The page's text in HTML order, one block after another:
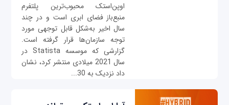
اوپن‌استک محبوب‌ترین پلتفرم
منبع‌باز فضای ابری است و در چند
سال اخیر به‌شکل قابل توجهی مورد
توجه سازمان‌ها قرار گرفته است.
گزارشی که موسسه Statista در
سال 2021 میلادی منتشر کرد، نشان
داد نزدیک به 30...